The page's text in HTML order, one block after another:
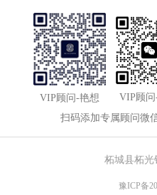
VIP顾问-艳想
VIP顾
扫码添加专属顾问微
柘城县柘光
豫ICP备